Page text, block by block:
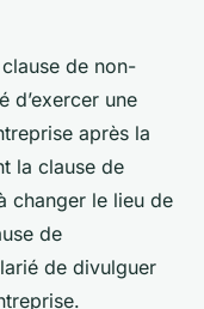
de non-
d’exercer une
après la
la clause de
changer le lieu de
de
de divulguer